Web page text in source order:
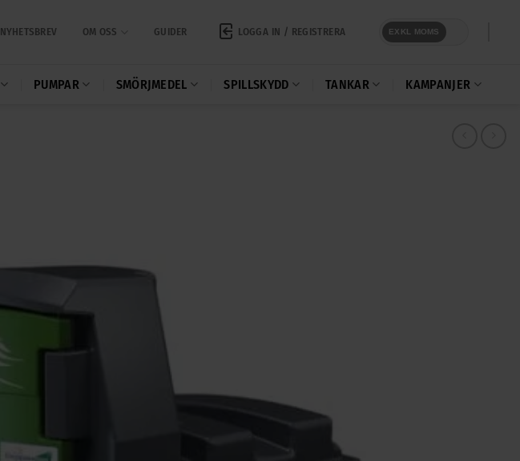
NYHETSBREV OM OSS GUIDER LOGGA IN / REGISTRERA EXKL MOMS
PUMPAR SMÖRJMEDEL SPILLSKYDD TANKAR KAMPANJER